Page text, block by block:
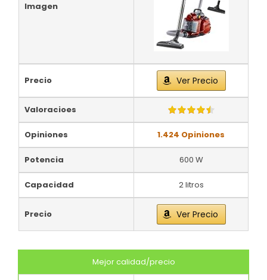
Imagen
Precio Ver Precio
Valoracioes
Opiniones 1.424 Opiniones
Potencia 600 W
Capacidad 2 litros
Precio Ver Precio
Mejor calidad/precio